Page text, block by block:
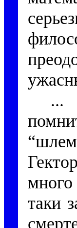
...
таки